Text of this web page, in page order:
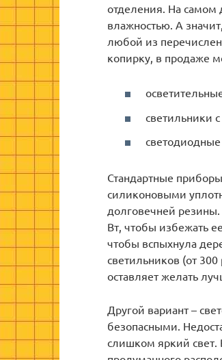
отделения. На самом
влажностью. А
любой из
копирку, в продаже
светильники
Стандартные
силиконовыми
долговечней
Вт, чтобы избежать
чтобы вспыхнула
светильников (от
оставляет желать
Другой вариант –
безопасными.
слишком яркий свет.